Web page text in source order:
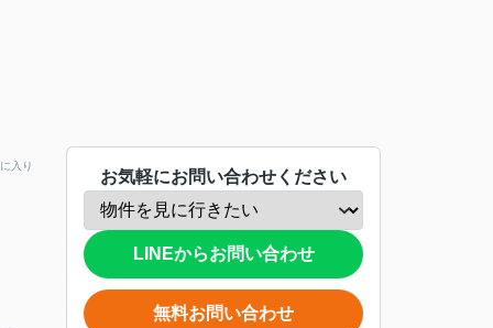
入り
お気軽にお問い合わせください
LINEからお問い合わせ
無料お問い合わせ